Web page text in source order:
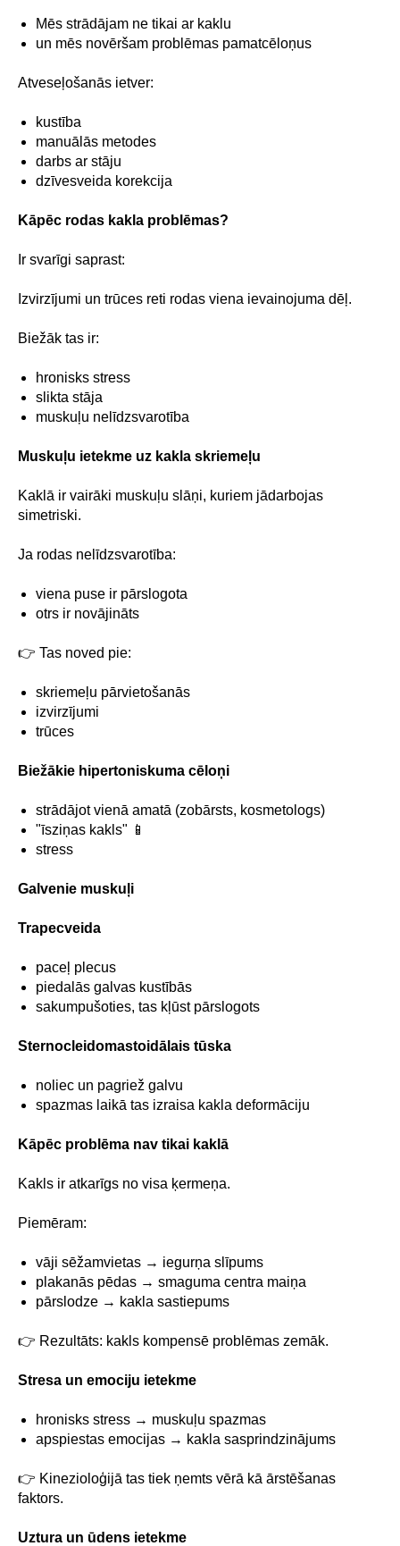
Mēs strādājam ne tikai ar kaklu
un mēs novēršam problēmas pamatcēloņus
Atveseļošanās ietver:
kustība
manuālās metodes
darbs ar stāju
dzīvesveida korekcija
Kāpēc rodas kakla problēmas?
Ir svarīgi saprast:
Izvirzījumi un trūces reti rodas viena ievainojuma dēļ.
Biežāk tas ir:
hronisks stress
slikta stāja
muskuļu nelīdzsvarotība
Muskuļu ietekme uz kakla skriemeļu
Kaklā ir vairāki muskuļu slāņi, kuriem jādarbojas
simetriski.
Ja rodas nelīdzsvarotība:
viena puse ir pārslogota
otrs ir novājināts
👉 Tas noved pie:
skriemeļu pārvietošanās
izvirzījumi
trūces
Biežākie hipertoniskuma cēloņi
strādājot vienā amatā (zobārsts, kosmetologs)
"īsziņas kakls" 📱
stress
Galvenie muskuļi
Trapecveida
paceļ plecus
piedalās galvas kustībās
sakumpušoties, tas kļūst pārslogots
Sternocleidomastoidālais tūska
noliec un pagriež galvu
spazmas laikā tas izraisa kakla deformāciju
Kāpēc problēma nav tikai kaklā
Kakls ir atkarīgs no visa ķermeņa.
Piemēram:
vāji sēžamvietas → iegurņa slīpums
plakanās pēdas → smaguma centra maiņa
pārslodze → kakla sastiepums
👉 Rezultāts: kakls kompensē problēmas zemāk.
Stresa un emociju ietekme
hronisks stress → muskuļu spazmas
apspiestas emocijas → kakla sasprindzinājums
👉 Kinezioloģijā tas tiek ņemts vērā kā ārstēšanas
faktors.
Uztura un ūdens ietekme